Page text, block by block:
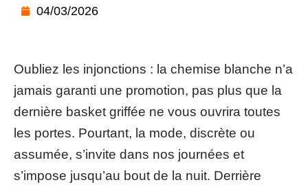
04/03/2026
Oubliez les injonctions : la chemise blanche n’a
jamais garanti une promotion, pas plus que la
dernière basket griffée ne vous ouvrira toutes
les portes. Pourtant, la mode, discrète ou
assumée, s’invite dans nos journées et
s’impose jusqu’au bout de la nuit. Derrière